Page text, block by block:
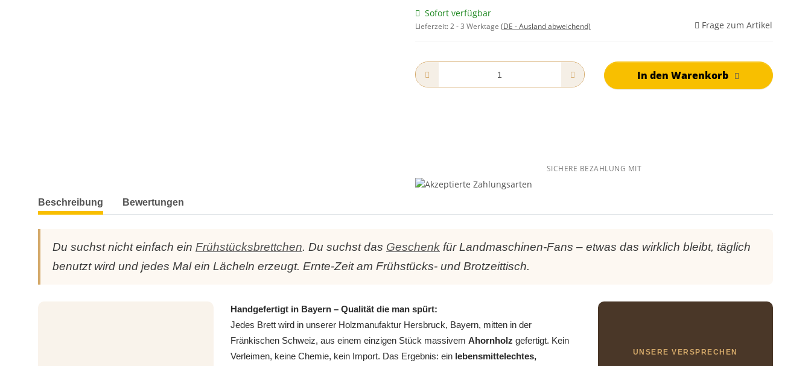
Sofort verfügbar
Lieferzeit:2 - 3 Werktage (DE - Ausland abweichend) Frage zum Artikel
In den Warenkorb
SICHERE BEZAHLUNG MIT
weitere Registerkarten anzeigen
Beschreibung Bewertungen
Du suchst nicht einfach ein Frühstücksbrettchen. Du suchst das Geschenk für Landmaschinen-Fans – etwas das wirklich bleibt, täglich
benutzt wird und jedes Mal ein Lächeln erzeugt. Ernte-Zeit am Frühstücks- und Brotzeittisch.
Handgefertigt in Bayern – Qualität die man spürt:
Jedes Brett wird in unserer Holzmanufaktur Hersbruck, Bayern, mitten in der
Fränkischen Schweiz, aus einem einzigen Stück massivem Ahornholz gefertigt. Kein
Verleimen, keine Chemie, kein Import. Das Ergebnis: ein lebensmittelechtes,
UNSERE VERSPRECHEN